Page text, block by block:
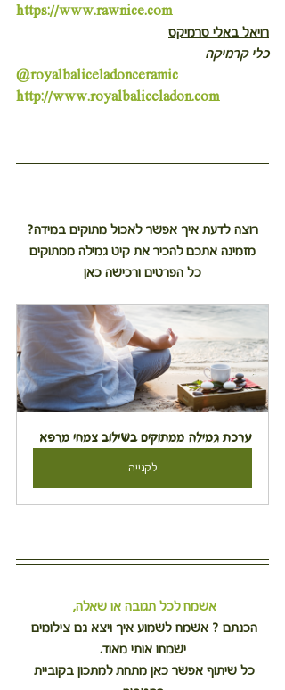
https://www.rawnice.com
רויאל באלי סרמיקס
כלי קרמיקה
@royalbaliceladonceramic
http://www.royalbaliceladon.com
רוצה לדעת איך אפשר לאכול מתוקים במידה?
מזמינה אתכם להכיר את קיט גמילה ממתוקים
כל הפרטים ורכישה כאן
ערכת גמילה ממתוקים בשילוב צמחי מרפא
לקנייה
אשמח לכל תגובה או שאלה,
הכנתם ? אשמח לשמוע איך ויצא גם צילומים
ישמחו אותי מאוד.
כל שיתוף אפשר כאן מתחת למתכון בקוביית